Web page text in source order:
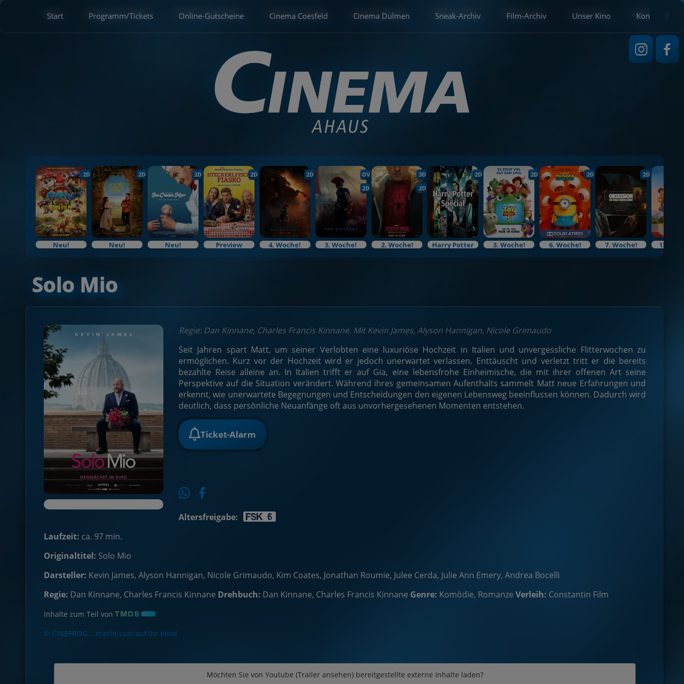
Start Programm/Tickets Online-Gutscheine Cinema Coesfeld Cinema Dülmen Sneak-Archiv Film-Archiv Unser Kino Kontakt
2D
Neu!
2D
Neu!
2D
Neu!
2D
Preview
2D
4. Woche!
OV
2D
3. Woche!
3D
2D
2. Woche!
2D
Harry Potter
2D
3. Woche!
2D
6. Woche!
2D
7. Woche! 13.
Solo Mio
Regie: Dan Kinnane, Charles Francis Kinnane. Mit Kevin James, Alyson Hannigan, Nicole Grimaudo
Seit Jahren spart Matt, um seiner Verlobten eine luxuriöse Hochzeit in Italien und unvergessliche Flitterwochen zu
ermöglichen. Kurz vor der Hochzeit wird er jedoch unerwartet verlassen. Enttäuscht und verletzt tritt er die bereits
bezahlte Reise alleine an. In Italien trifft er auf Gia, eine lebensfrohe Einheimische, die mit ihrer offenen Art seine
Perspektive auf die Situation verändert. Während ihres gemeinsamen Aufenthalts sammelt Matt neue Erfahrungen und
erkennt, wie unerwartete Begegnungen und Entscheidungen den eigenen Lebensweg beeinflussen können. Dadurch wird
deutlich, dass persönliche Neuanfänge oft aus unvorhergesehenen Momenten entstehen.
Ticket-Alarm
Altersfreigabe:
Laufzeit: ca. 97 min.
Originaltitel: Solo Mio
Darsteller: Kevin James, Alyson Hannigan, Nicole Grimaudo, Kim Coates, Jonathan Roumie, Julee Cerda, Julie Ann Emery, Andrea Bocelli
Regie: Dan Kinnane, Charles Francis Kinnane Drehbuch: Dan Kinnane, Charles Francis Kinnane Genre: Komödie, Romanze Verleih: Constantin Film
Inhalte zum Teil von
© CINEPROG ...macht Lust auf Ihr Kino!
Möchten Sie von Youtube (Trailer ansehen)bereitgestellte externe Inhalte laden?